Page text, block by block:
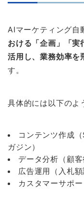
AIマーケティング自
おける「企画」「実
活用し、業務効率を
す。
具体的には以下のよ
コンテンツ作成
ガジン）
データ分析（顧
広告運用（入札
カスタマーサポ